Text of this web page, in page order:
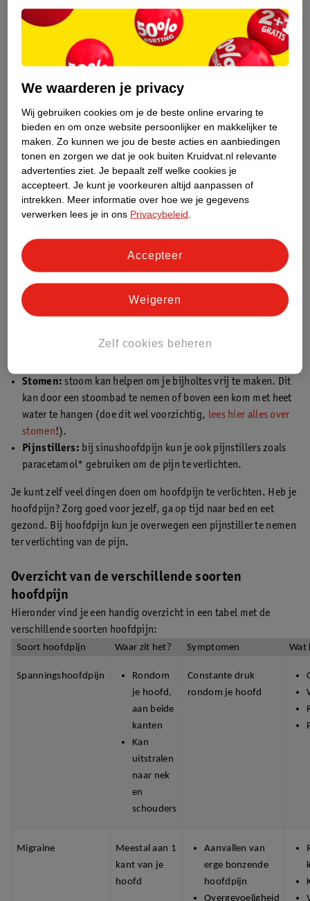
Clusterhoofdpijn kan worden uitgelokt door verschillende
triggers. Het is belangrijk om deze triggers te herkennen en te
vermijden om aanvallen zoveel mogelijk te beperken. Bij
klachten is het verstandig om naar de huisarts te gaan voor
advies.
Vermijden van triggers : probeer bekende triggers zoals
alcohol, bepaalde medicijnen, of lange vliegreizen te
vermijden, aangezien deze clusterhoofdpijn kunnen
uitlokken.
Koelte toepassen: een koud kompres op de pijnlijke plek kan
helpen om de symptomen te verlichten.
Rust en ontspanning
: creëer een rustige omgeving om
Raadpleeg je huisarts
: voor verdere behandeling en advies
is het belangrijk om contact op te nemen met je huisarts.
Wat helpt bij sinushoofdpijn?
wat erg vervelend kan zijn. Gelukkig zijn er enkele eenvoudige
Stomen: stoom kan helpen om je bijholtes vrij te maken. Dit
kan door een stoombad te nemen of boven een kom met heet
water te hangen (doe dit wel voorzichtig, lees hier alles over
stomen!).
Pijnstillers: bij sinushoofdpijn kun je ook pijnstillers zoals
paracetamol* gebruiken om de pijn te verlichten.
Je kunt zelf veel dingen doen om hoofdpijn te verlichten. Heb je
hoofdpijn? Zorg goed voor jezelf, ga op tijd naar bed en eet
gezond. Bij hoofdpijn kun je overwegen een pijnstiller te nemen
ter verlichting van de pijn.
Overzicht van de verschillende soorten
hoofdpijn
Hieronder vind je een handig overzicht in een tabel met de
verschillende soorten hoofdpijn:
Soort hoofdpijn Waar zit het? Symptomen Wat
Spanningshoofdpijn
Rondom
je hoofd,
aan beide
kanten
Kan
uitstralen
naar nek
en
schouders
Constante druk
rondom je hoofd
Migraine
Meestal aan 1
kant van je
hoofd
Aanvallen van
erge bonzende
hoofdpijn
Overgevoeligheid
We waarderen je privacy
Wij gebruiken cookies om je de beste online ervaring te
bieden en om onze website persoonlijker en makkelijker te
maken. Zo kunnen we jou de beste acties en aanbiedingen
tonen en zorgen we dat je ook buiten Kruidvat.nl relevante
advertenties ziet. Je bepaalt zelf welke cookies je
accepteert. Je kunt je voorkeuren altijd aanpassen of
intrekken.
Meer informatie over hoe we je gegevens
verwerken lees je in ons Privacybeleid
Zelf cookies beheren
Weigeren
Accepteer